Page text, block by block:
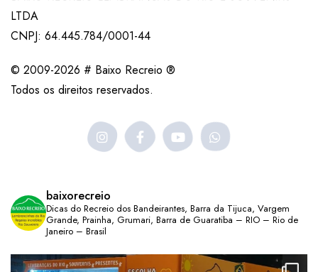
LTDA
CNPJ: 64.445.784/0001-44
© 2009-2026 # Baixo Recreio ®
Todos os direitos reservados.
baixorecreio
Dicas do Recreio dos Bandeirantes, Barra da Tijuca, Vargem
Grande, Prainha, Grumari, Barra de Guaratiba – RIO – Rio de
Janeiro – Brasil